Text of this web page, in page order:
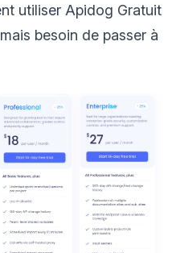
utiliser Apidog Gratuit
besoin de passer à